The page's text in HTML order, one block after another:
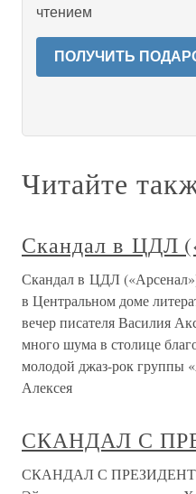
чтением
ПОЛУЧИТЬ
Читайте
Скандал в ЦДЛ
Скандал в ЦДЛ
в Центральном доме
вечер писателя Василия
много шума в столице
молодой джаз-рок группы
Алексея
СКАНДАЛ С
СКАНДАЛ С